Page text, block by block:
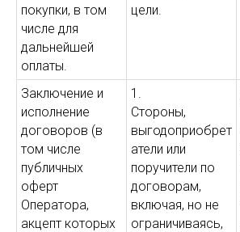
покупки, в том
числе для
дальнейшей
оплаты.
цели.
Заключение и
исполнение
договоров (в
том числе
публичных
оферт
Оператора,
акцепт которых
1.
Стороны,
выгодоприобрет
атели или
поручители по
договорам,
включая, но не
ограничиваясь,